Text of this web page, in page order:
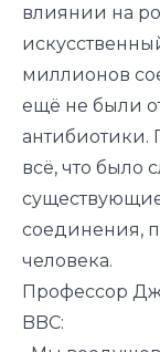
влиянии на
миллионов
ещё не были
антибиотики.
всё, что было
соединения,
человека.
Профессор
BBC: